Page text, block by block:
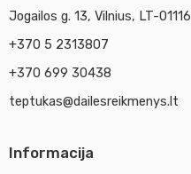
Jogailos g. 13, Vilnius, LT-01116
+370 5 2313807
+370 699 30438
teptukas@dailesreikmenys.lt
Informacija